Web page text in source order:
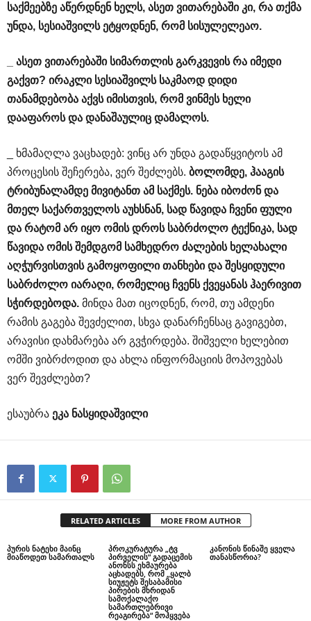
საქმეებზე აწერდნენ ხელს, ასეთ ვითარებაში კი, რა თქმა
უნდა, სესიაშვილს ეტყოდნენ, რომ სისულელეაო.
ასეთ ვითარებაში სიმართლის გარკვევის რა იმედი
გაქვთ? ირაკლი სესიაშვილს საკმაოდ დიდი
თანამდებობა აქვს იმისთვის, რომ ვინმეს ხელი
დააფაროს და დანაშაულიც დამალოს.
_ ხმამაღლა ვაცხადებ: ვინც არ უნდა გადაწყვიტოს ამ
პროცესის შეჩერება, ვერ შეძლებს. ბოლომდე, ჰააგის
ტრიბუნალამდე მივიტანთ ამ საქმეს. ნება იბოძონ და
მთელ საქართველოს აუხსნან, სად წავიდა ჩვენი ფული
და რატომ არ იყო ომის დროს საბრძოლო ტექნიკა, სად
წავიდა ომის შემდგომ სამხედრო ძალების ხელახალი
აღჭურვისთვის გამოყოფილი თანხები და შესყიდული
საბრძოლო იარაღი, რომელიც ჩვენს ქვეყანას ჰაერივით
სჭირდებოდა. მინდა მათ იცოდნენ, რომ, თუ ამდენი
რამის გაგება შევძელით, სხვა დანარჩენსაც გავიგებთ,
არავისი დახმარება არ გვჭირდება. შიშველი ხელებით
ომში ვიბრძოდით და ახლა ინფორმაციის მოპოვებას
ვერ შევძლებთ?
ესაუბრა ეკა ნასყიდაშვილი
RELATED ARTICLES MORE FROM AUTHOR
პურის ნატეხი მაინც
მიაწოდეთ სამართალს
პროკურატურა „ტვ
პირველის“ გადაცემის
ანონსს ეხმაურება
აცხადებს, რომ „ყალბ
სიუჟეტს შესაბამისი
პირების მხრიდან
სამოქალაქო
სამართლებრივი
რეაგირება“ მოჰყვება
კანონის წინაშე ყველა
თანასწორია?